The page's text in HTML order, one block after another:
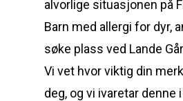
alvorlige situasjonen på
Barn med allergi for dyr,
søke plass ved Lande
Vi vet hvor viktig din
deg, og vi ivaretar denne